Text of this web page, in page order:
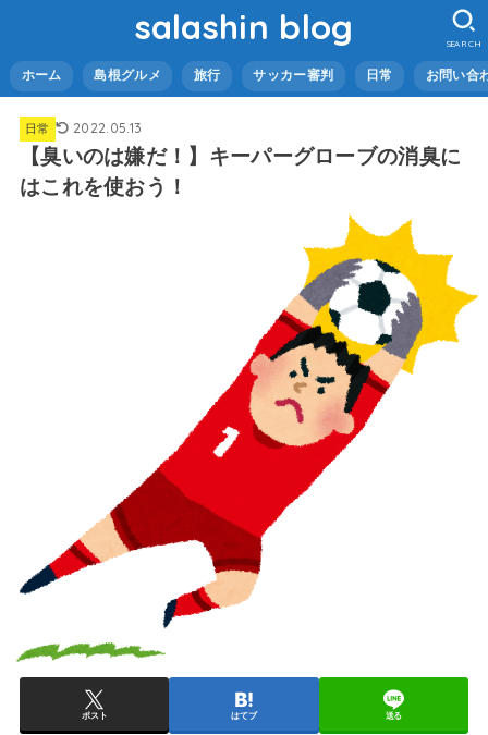
salashin blog
ホーム 島根グルメ 旅行 サッカー審判 日常 お問い合
SEARCH
日常 2022.05.13
【臭いのは嫌だ！】キーパーグローブの消臭に
はこれを使おう！
ポスト はてブ 送る